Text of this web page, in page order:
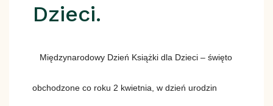
Dzieci.
Międzynarodowy Dzień Książki dla Dzieci – święto
obchodzone co roku 2 kwietnia, w dzień urodzin